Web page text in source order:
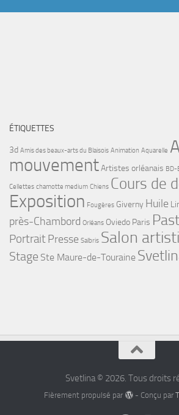
ÉTIQUETTES
3d Amis des beaux-arts du Blaisois Animation Aquarelle
mouvementArtistes orléanais BD-
Cellettes chamotte medium Chiens Cours de
Exposition Fougères Giverny Huile
près-Chambord Orléans Oviedo Paris
Portrait Presse Salbris Salon
Stage Ste Maure-de-Touraine
Svetlina © 2026. Tous droits
Fièrement propulsé par - Conçu par